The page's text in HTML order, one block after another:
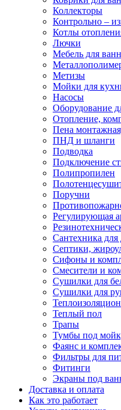
Коллекторы
Контрольно –
Котлы
Лючки
Мебель для
Метизы
Мойки для
Насосы
Оборудование
Отопление,
Пена
ПНД и шланги
Подводка
Подключение
Полипропилен
Поручни
Регулирующая
Сантехника для
Септики,
Сифоны и
Смесители и
Сушилки для
Сушилки для
Теплый пол
Трапы
Тумбы под
Фаянс и
Фильтры для
Фитинги
Экраны под
Доставка и оплата
Как это работает